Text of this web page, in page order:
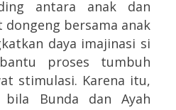
antara anak dan
bersama anak
daya imajinasi si
proses tumbuh
stimulasi. Karena itu,
bila Bunda dan Ayah